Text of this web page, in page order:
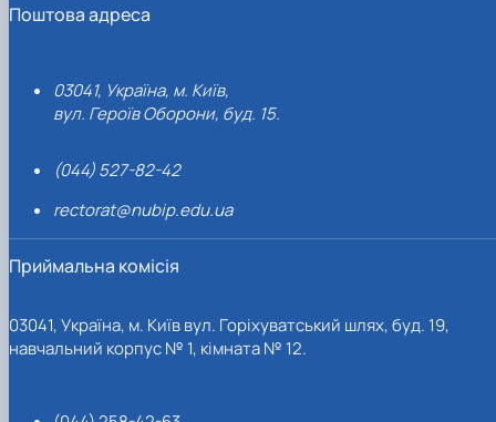
Поштова адреса
03041, Україна, м. Київ,
вул. Героїв Оборони, буд. 15.
(044) 527-82-42
rectorat@nubip.edu.ua
Приймальна комісія
03041, Україна, м. Київ вул. Горіхуватський шлях, буд. 19,
навчальний корпус № 1, кімната № 12.